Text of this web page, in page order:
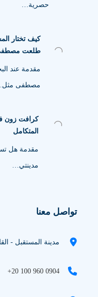
حصرية…
كيف تختار
طلعت
مقدمة عند
مصطفى
كرافت زون
المتكامل
مقدمة هل
مدينتي…
تواصل معنا
مدينة المستقبل -
+20 100 960 0904